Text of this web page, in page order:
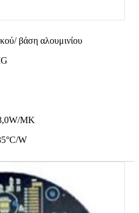
βάση αλουμινίου
MK
W